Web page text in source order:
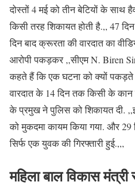
दोस्तों 4 मई को तीन बेटियों के साथ
किसी तरह शिकायत होती है.,, 47
दिन बाद क्रूरता की वारदात का
आरोपी पकड़कर ,,सीएम N. Biren
कहते हैं कि एक घटना को क्यों पकड़ते
वारदात के 14 दिन तक किसी के
के प्रमुख ने पुलिस को शिकायत दी.
को मुकदमा कायम किया गया. और 29
सिर्फ एक युवक की गिरफ्तारी हुई.,,,
महिला बाल विकास